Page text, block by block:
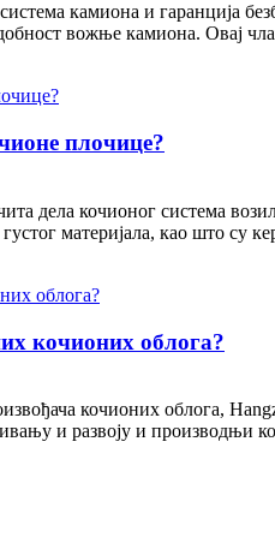
камиона и гаранција
вожње камиона. Овај
плочице?
дела кочионог система
материјала, као што су
кочионих облога?
кочионих облога,
и развоју и производњи